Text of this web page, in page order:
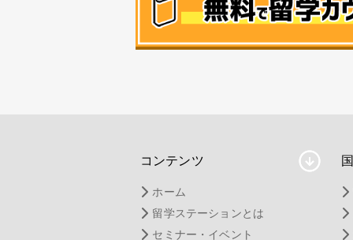
コンテンツ
ホーム
留学ステーションとは
セミナー・イベント